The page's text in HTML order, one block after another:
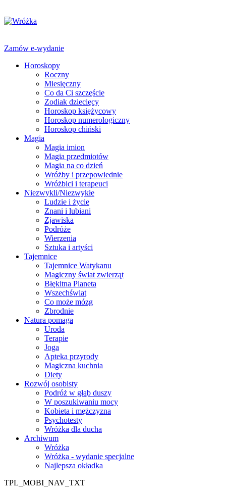
Zamów e-wydanie
Horoskopy
Roczny
Miesięczny
Co da Ci szczęście
Zodiak dziecięcy
Horoskop księżycowy
Horoskop numerologiczny
Horoskop chiński
Magia
Magia imion
Magia przedmiotów
Magia na co dzień
Wróżby i przepowiednie
Wróżbici i terapeuci
Niezwykli/Niezwykłe
Ludzie i życie
Znani i lubiani
Zjawiska
Podróże
Wierzenia
Sztuka i artyści
Tajemnice
Tajemnice Watykanu
Magiczny świat zwierząt
Błękitna Planeta
Wszechświat
Co może mózg
Zbrodnie
Natura pomaga
Uroda
Terapie
Joga
Apteka przyrody
Magiczna kuchnia
Diety
Rozwój osobisty
Podróż w głąb duszy
W poszukiwaniu mocy
Kobieta i mężczyzna
Psychotesty
Wróżka dla ducha
Archiwum
Wróżka
Wróżka - wydanie specjalne
Najlepsza okładka
TPL_MOBI_NAV_TXT